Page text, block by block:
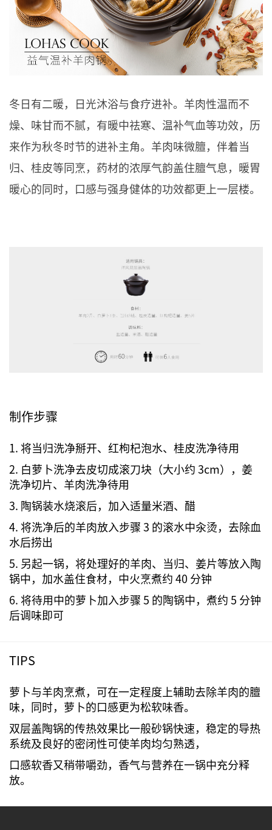
冬日有二暖，日光沐浴与食疗进补。羊肉性温而不
燥、味甘而不腻，有暖中祛寒、温补气血等功效，历
来作为秋冬时节的进补主角。羊肉味微膻，伴着当
归、桂皮等同烹，药材的浓厚气韵盖住膻气息，暖胃
暖心的同时，口感与强身健体的功效都更上一层楼。
制作步骤
1. 将当归洗净掰开、红枸杞泡水、桂皮洗净待用
2. 白萝卜洗净去皮切成滚刀块（大小约 3cm），姜
洗净切片、羊肉洗净待用
3. 陶锅装水烧滚后，加入适量米酒、醋
4. 将洗净后的羊肉放入步骤 3 的滚水中汆烫，去除血
水后捞出
5. 另起一锅，将处理好的羊肉、当归、姜片等放入陶
锅中，加水盖住食材，中火烹煮约 40 分钟
6. 将待用中的萝卜加入步骤 5 的陶锅中，煮约 5 分钟
后调味即可
TIPS
萝卜与羊肉烹煮，可在一定程度上辅助去除羊肉的膻
味，同时，萝卜的口感更为松软味香。
双层盖陶锅的传热效果比一般砂锅快速，稳定的导热
系统及良好的密闭性可使羊肉均匀熟透，
口感软香又稍带嚼劲，香气与营养在一锅中充分释
放。